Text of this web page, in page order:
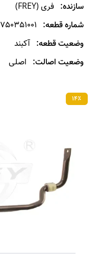
سازنده: فری (
FREY
)
شماره قطعه: 750351001
وضعیت قطعه: آکبند
وضعیت اصالت: اصلی
۱۴٪